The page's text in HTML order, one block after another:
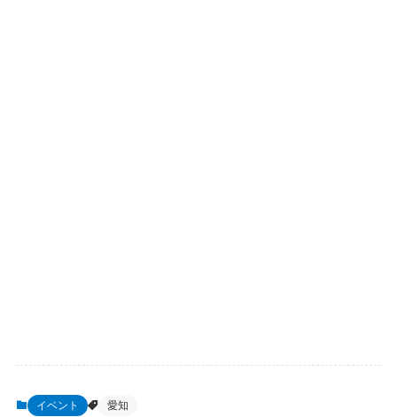
イベント 愛知